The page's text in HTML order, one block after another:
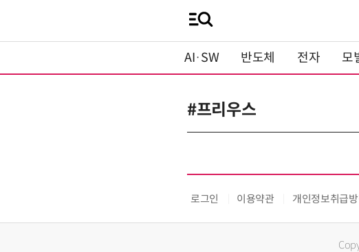
AI·SW 반도체 전자 모
#프리우스
로그인 이용약관 개인정보취급